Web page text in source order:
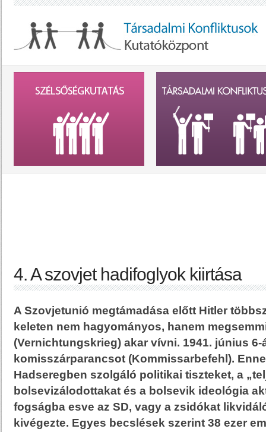
4. A szovjet hadifoglyok kiirtása
A Szovjetunió megtámadása előtt Hitler
keleten nem hagyományos, hanem
(Vernichtungskrieg) akar vívni. 1941. június
komisszárparancsot (Kommissarbefehl).
Hadseregben szolgáló politikai tiszteket, a
bolsevizálodottakat és a bolsevik ideológia
fogságba esve az SD, vagy a zsidókat
kivégezte. Egyes becslések szerint 38 ezer